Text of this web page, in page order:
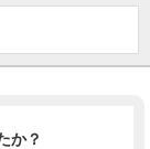
か？